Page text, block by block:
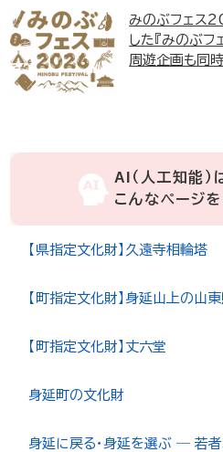
みのぶフェス
した『みのぶフ
周遊企画も同
AI（人工知能）
こんなページ
【県指定文化財】久遠寺相輪塔
【町指定文化財】身延山上の山
【町指定文化財】丈六堂
身延町の文化財
身延に戻る・身延を選ぶ ― 若